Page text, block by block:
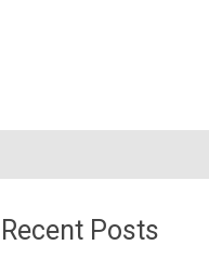
Recent Posts